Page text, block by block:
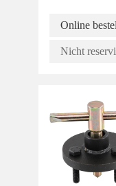
Online
Nicht